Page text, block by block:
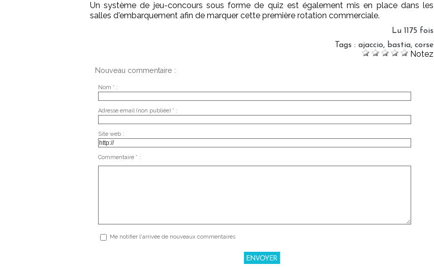
Un système de jeu-concours sous forme de quiz est également mis en place dans les
salles d'embarquement afin de marquer cette première rotation commerciale.
Lu 1175 fois
Tags : ajaccio, bastia, corse
Notez
Nouveau commentaire :
Nom * :
Adresse email (non publiée) * :
Site web :
Commentaire * :
Me notifier l'arrivée de nouveaux commentaires